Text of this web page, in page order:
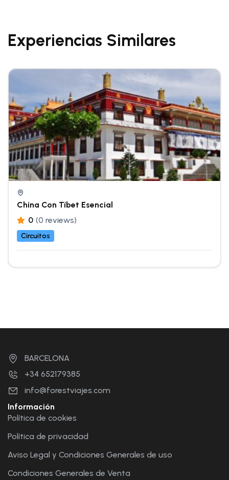
Experiencias Similares
China Con Tíbet Esencial
0 (0 reviews)
Circuitos
BARCELONA
+34 652179385
info@forestviajes.com
Información
Política de cookies
Política de privacidad
Aviso Legal y Condiciones Generales de uso
Condiciones Generales de Venta